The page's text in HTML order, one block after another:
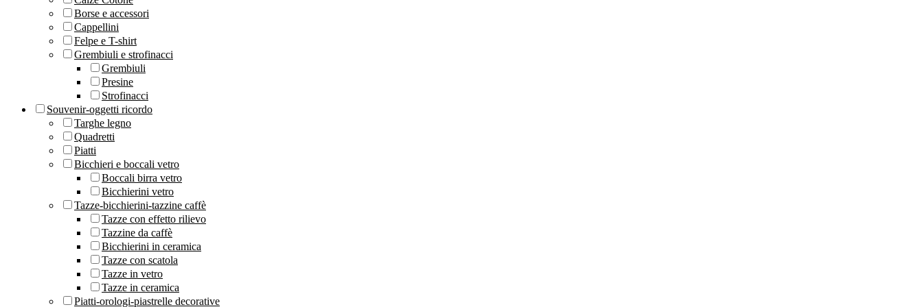
Borse e accessori
Cappellini
Felpe e T-shirt
Grembiuli e strofinacci
Grembiuli
Presine
Strofinacci
Souvenir-oggetti ricordo
Targhe legno
Quadretti
Piatti
Bicchieri e boccali vetro
Boccali birra vetro
Bicchierini vetro
Tazze-bicchierini-tazzine caffè
Tazze con effetto rilievo
Tazzine da caffè
Bicchierini in ceramica
Tazze con scatola
Tazze in vetro
Tazze in ceramica
Piatti-orologi-piastrelle decorative